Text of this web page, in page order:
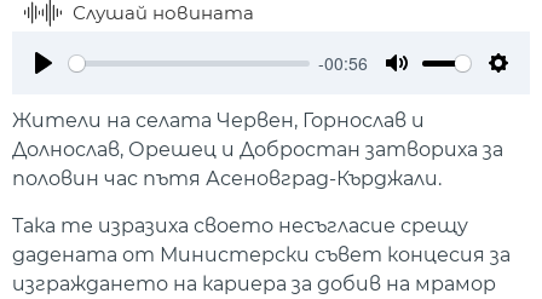
Слушай новината
-00:56
Жители на селата Червен, Горнослав и
Долнослав, Орешец и Добростан затвориха за
половин час пътя Асеновград-Кърджали.
Така те изразиха своето несъгласие срещу
дадената от Министерски съвет концесия за
изграждането на кариера за добив на мрамор